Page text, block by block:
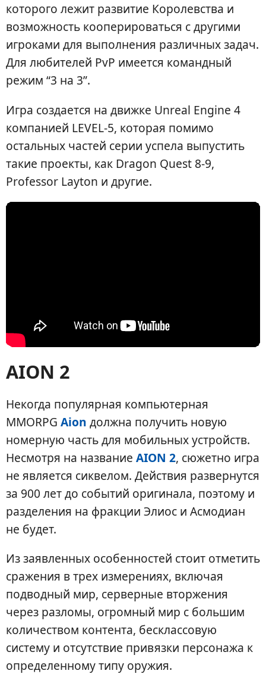
которого лежит развитие Королевства и
возможность кооперироваться с другими
игроками для выполнения различных задач.
Для любителей PvP имеется командный
режим “3 на 3”.
Игра создается на движке Unreal Engine 4
компанией LEVEL-5, которая помимо
остальных частей серии успела выпустить
такие проекты, как Dragon Quest 8-9,
Professor Layton и другие.
AION 2
Некогда популярная компьютерная
MMORPG Aion должна получить новую
номерную часть для мобильных устройств.
Несмотря на название AION 2, сюжетно игра
не является сиквелом. Действия развернутся
за 900 лет до событий оригинала, поэтому и
разделения на фракции Элиос и Асмодиан
не будет.
Из заявленных особенностей стоит отметить
сражения в трех измерениях, включая
подводный мир, серверные вторжения
через разломы, огромный мир с большим
количеством контента, бесклассовую
систему и отсутствие привязки персонажа к
определенному типу оружия.